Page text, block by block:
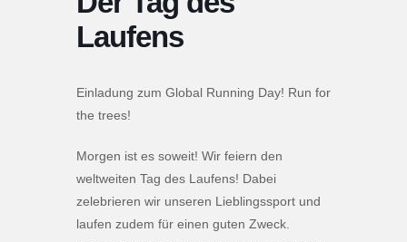
Laufens
Einladung zum Global Running Day! Run for
the trees!
Morgen ist es soweit! Wir feiern den
weltweiten Tag des Laufens! Dabei
zelebrieren wir unseren Lieblingssport und
laufen zudem für einen guten Zweck.